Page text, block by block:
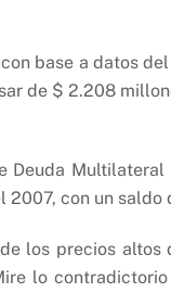
base a datos
de $ 2.208
con un saldo
los precios
lo